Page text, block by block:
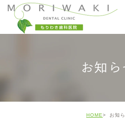
お知ら
HOME お知